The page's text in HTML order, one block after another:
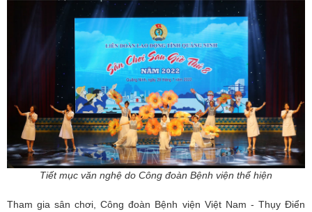
Tiết mục văn nghệ do Công đoàn Bệnh viện thể hiện
Tham gia sân chơi, Công đoàn Bệnh viện Việt Nam - Thụy Điển